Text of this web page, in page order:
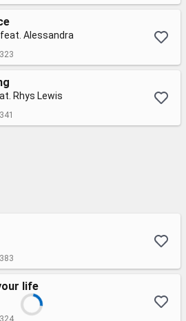
Alessandra
323
Rhys Lewis
341
383
life
324